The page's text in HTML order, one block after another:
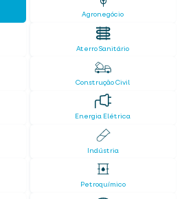
Agronegócio
Aterro Sanitário
Construção Civil
Energia Elétrica
Indústria
Petroquímico